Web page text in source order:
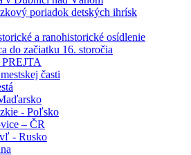
poriadok detských ihrísk
a ranohistorické osídlenie
do začiatku 16. storočia
časti
- Poľsko
– ČR
- Rusko